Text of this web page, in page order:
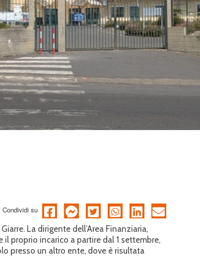
Condividi su
La dirigente dell’Area Finanziaria,
proprio incarico a partire dal 1 settembre,
presso un altro ente, dove è risultata